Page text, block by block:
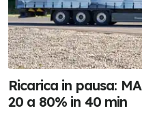
Ricarica in pausa:
20 a 80% in 40 min